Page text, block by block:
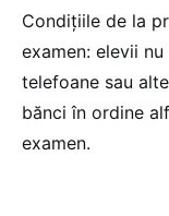
Condițiile de la
examen: elevii
telefoane sau
bănci în ordine
examen.